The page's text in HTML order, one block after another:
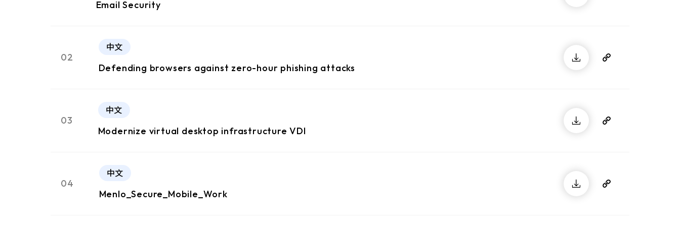
Email Security
02
中文
Defending browsers against zero-hour phishing attacks
03
中文
Modernize virtual desktop infrastructure VDI
04
中文
Menlo_Secure_Mobile_Work